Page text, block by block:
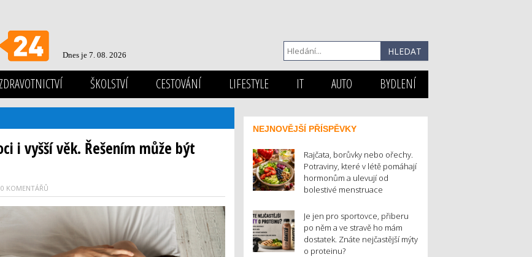
Dnes je 7. 08. 2026
ZDRAVOTNICTVÍ ŠKOLSTVÍ CESTOVÁNÍ LIFESTYLE IT AUTO BYDLENÍ
i vyšší věk. Řešením může být
0 KOMENTÁŘŮ
NEJNOVĚJŠÍ PŘÍSPĚVKY
Rajčata, borůvky nebo ořechy.
Potraviny, které v létě pomáhají
hormonům a ulevují od
bolestivé menstruace
Je jen pro sportovce, přiberu
po něm a ve stravě ho mám
dostatek. Znáte nejčastější mýty
o proteinu?